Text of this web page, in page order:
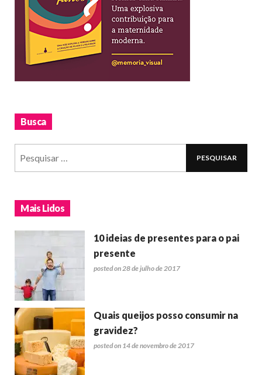
Busca
Mais Lidos
10 ideias de presentes para o pai
presente
posted on 28 de julho de 2017
Quais queijos posso consumir na
gravidez?
posted on 14 de novembro de 2017